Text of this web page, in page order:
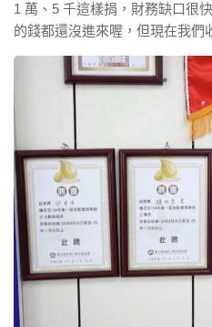
1 萬、5 千這樣捐，財務缺口很
的錢都還沒進來喔，但現在我們